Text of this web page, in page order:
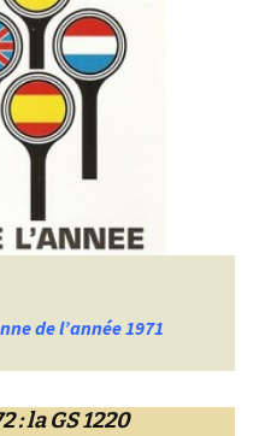
de l’année 1971
: la GS 1220